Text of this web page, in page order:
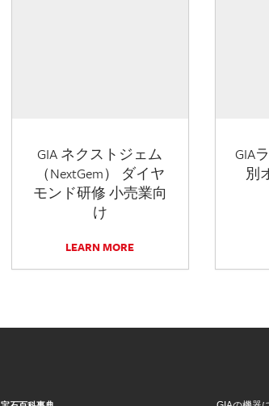
GIA ネクストジェム
（NextGem） ダイヤ
モンド研修 小売業向
け
LEARN MORE
GIA
別